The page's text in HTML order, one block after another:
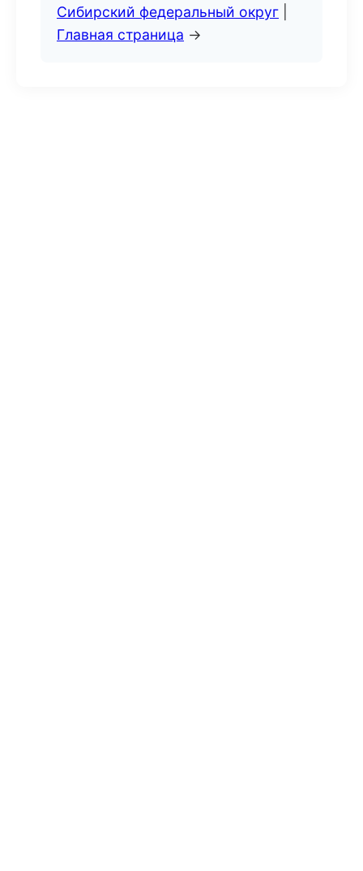
Сибирский федеральный округ
Главная страница →